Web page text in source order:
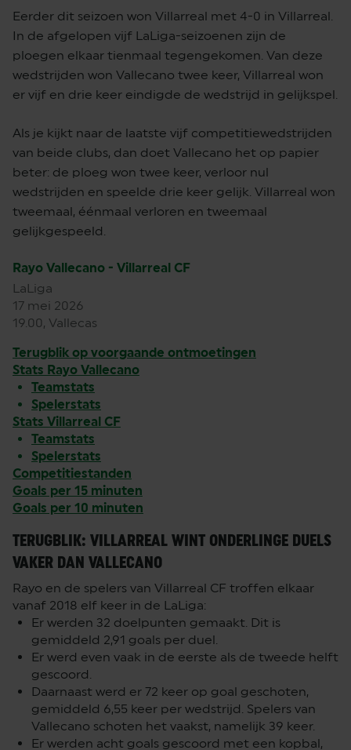
Eerder dit seizoen won Villarreal met 4-0 in Villarreal.
In de afgelopen vijf LaLiga-seizoenen zijn de
ploegen elkaar tienmaal tegengekomen. Van deze
wedstrijden won Vallecano twee keer, Villarreal won
er vijf en drie keer eindigde de wedstrijd in gelijkspel.
Als je kijkt naar de laatste vijf competitiewedstrijden
van beide clubs, dan doet Vallecano het op papier
beter: de ploeg won twee keer, verloor nul
wedstrijden en speelde drie keer gelijk. Villarreal won
tweemaal, éénmaal verloren en tweemaal
gelijkgespeeld.
Rayo Vallecano - Villarreal CF
LaLiga
17 mei 2026
19.00, Vallecas
Terugblik op voorgaande ontmoetingen
Stats Rayo Vallecano
Teamstats
Spelerstats
Stats Villarreal CF
Teamstats
Spelerstats
Competitiestanden
Goals per 15 minuten
Goals per 10 minuten
TERUGBLIK: VILLARREAL WINT ONDERLINGE DUELS
VAKER DAN VALLECANO
Rayo en de spelers van Villarreal CF troffen elkaar
vanaf 2018 elf keer in de LaLiga:
Er werden 32 doelpunten gemaakt. Dit is
gemiddeld 2,91 goals per duel.
Er werd even vaak in de eerste als de tweede helft
gescoord.
Daarnaast werd er 72 keer op goal geschoten,
gemiddeld 6,55 keer per wedstrijd. Spelers van
Vallecano schoten het vaakst, namelijk 39 keer.
Er werden acht goals gescoord met een kopbal,